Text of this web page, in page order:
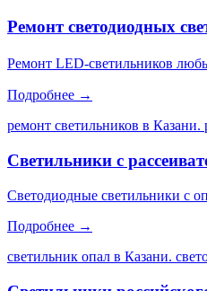
Ремонт светодиодных
Ремонт LED-светильников
Подробнее →
ремонт светильников в Казани.
Светильники с
Светодиодные светильники с
Подробнее →
светильник опал в Казани.